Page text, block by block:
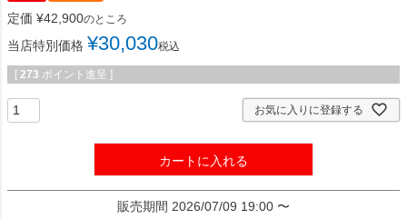
定価 ¥42,900のところ
当店特別価格 ¥30,030税込
[ 273 ポイント進呈 ]
お気に入りに登録する
カートに入れる
販売期間 2026/07/09 19:00 〜